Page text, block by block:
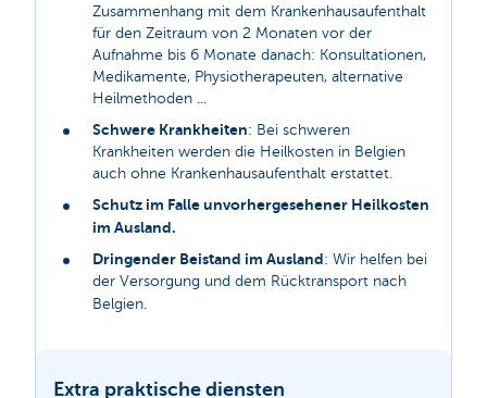
Zusammenhang mit dem Krankenhausaufenthalt
für den Zeitraum von 2 Monaten vor der
Aufnahme bis 6 Monate danach: Konsultationen,
Medikamente, Physiotherapeuten, alternative
Heilmethoden ...
Schwere Krankheiten: Bei schweren
Krankheiten werden die Heilkosten in Belgien
auch ohne Krankenhausaufenthalt erstattet.
Schutz im Falle unvorhergesehener Heilkosten
im Ausland.
Dringender Beistand im Ausland: Wir helfen bei
der Versorgung und dem Rücktransport nach
Belgien.
Extra praktische diensten